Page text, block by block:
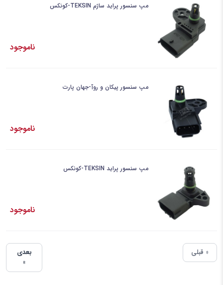
مپ سنسور پراید ساژم TEKSIN-کونکس
ناموجود
مپ سنسور پیکان و روآ-جهان پارت
ناموجود
مپ سنسور پراید TEKSIN-کونکس
ناموجود
« قبلی
بعدی
»